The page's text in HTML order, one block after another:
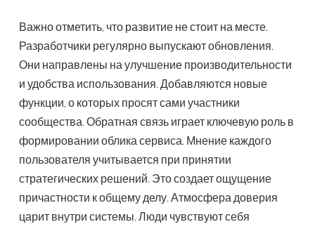
Важно отметить, что развитие не стоит на месте.
Разработчики регулярно выпускают обновления.
Они направлены на улучшение производительности
и удобства использования. Добавляются новые
функции, о которых просят сами участники
сообщества. Обратная связь играет ключевую роль в
формировании облика сервиса. Мнение каждого
пользователя учитывается при принятии
стратегических решений. Это создает ощущение
причастности к общему делу. Атмосфера доверия
царит внутри системы. Люди чувствуют себя